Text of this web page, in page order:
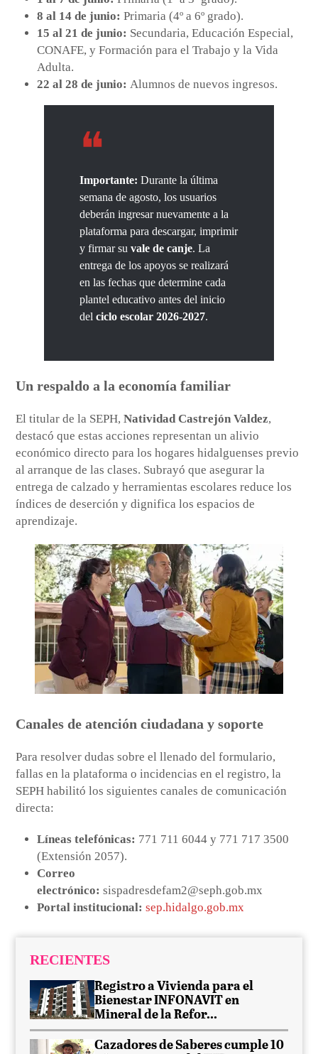
8 al 14 de junio: Primaria (4º a 6º grado).
15 al 21 de junio: Secundaria, Educación Especial,
CONAFE, y Formación para el Trabajo y la Vida
Adulta.
22 al 28 de junio: Alumnos de nuevos ingresos.
Importante: Durante la última
semana de agosto, los usuarios
deberán ingresar nuevamente a la
plataforma para descargar, imprimir
y firmar suvale de canje. La
entrega de los apoyos se realizará
en las fechas que determine cada
plantel educativo antes del inicio
delciclo escolar 2026-2027.
Un respaldo a la economía familiar
El titular de la SEPH,Natividad Castrejón Valdez,
destacó que estas acciones representan un alivio
económico directo para los hogares hidalguenses previo
al arranque de las clases. Subrayó que asegurar la
entrega de calzado y herramientas escolares reduce los
índices de deserción y dignifica los espacios de
aprendizaje.
Canales de atención ciudadana y soporte
Para resolver dudas sobre el llenado del formulario,
fallas en la plataforma o incidencias en el registro, la
SEPH habilitó los siguientes canales de comunicación
directa:
Líneas telefónicas: 771 711 6044 y 771 717 3500
(Extensión 2057).
Correo
electrónico: sispadresdefam2@seph.gob.mx
Portal institucional: sep.hidalgo.gob.mx
RECIENTES
Registro a Vivienda para el
Bienestar INFONAVIT en
Mineral de la Refor...
Cazadores de Saberes cumple 10